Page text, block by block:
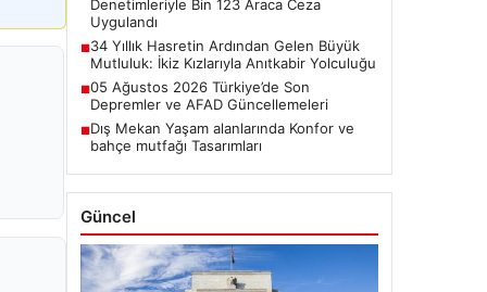
Denetimleriyle Bin 123 Araca Ceza
Uygulandı
■34 Yıllık Hasretin Ardından Gelen Büyük
Mutluluk: İkiz Kızlarıyla Anıtkabir Yolculuğu
■05 Ağustos 2026 Türkiye’de Son
Depremler ve AFAD Güncellemeleri
■Dış Mekan Yaşam alanlarında Konfor ve
bahçe mutfağı Tasarımları
Güncel